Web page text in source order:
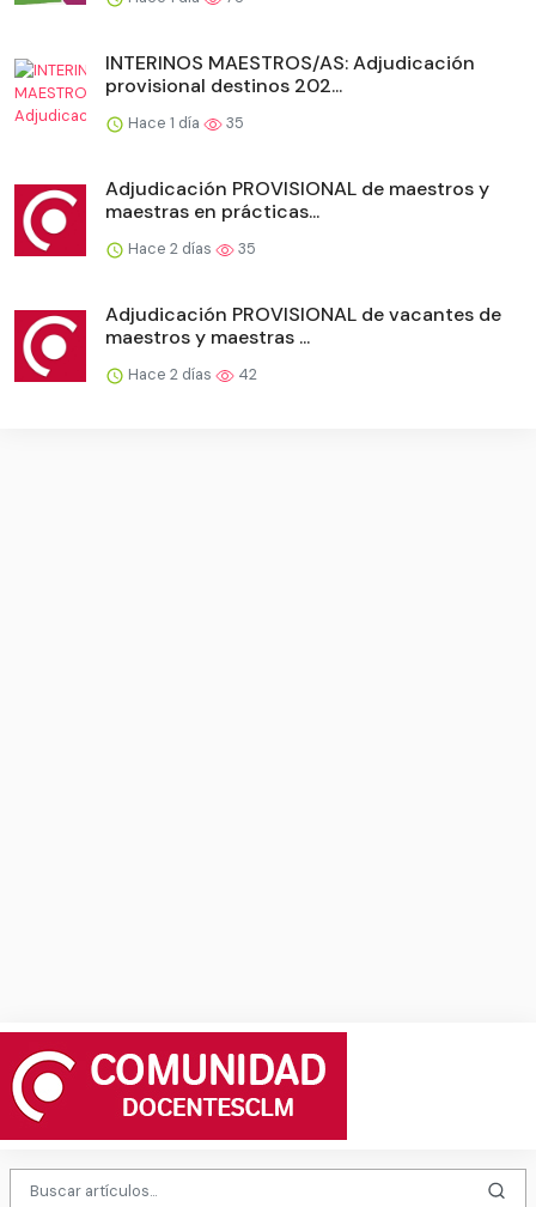
INTERINOS MAESTROS/AS: Adjudicación
provisional destinos 202...
Hace 1 día 35
Adjudicación PROVISIONAL de maestros y
maestras en prácticas...
Hace 2 días 35
Adjudicación PROVISIONAL de vacantes de
maestros y maestras ...
Hace 2 días 42